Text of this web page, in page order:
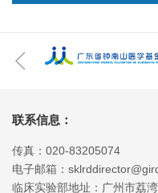
联系信息：
传真：020-83205074
电子邮箱：
临床实验部地址：广州市荔